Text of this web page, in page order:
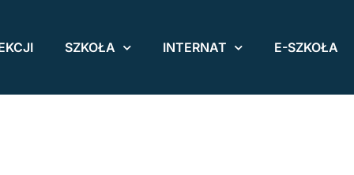
SZKOŁA INTERNAT E-SZKOŁA